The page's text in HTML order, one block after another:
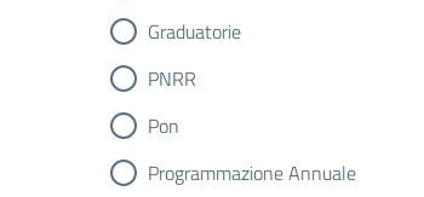
Graduatorie
PNRR
Pon
Programmazione Annuale